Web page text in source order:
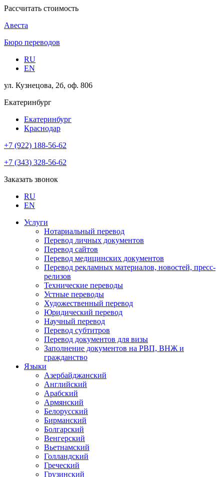
Рассчитать стоимость
Авеста
Бюро переводов
RU
EN
ул. Кузнецова, 2б, оф. 806
Екатеринбург
Екатеринбург
Краснодар
+7 (922) 188-56-62
+7 (343) 328-56-62
Заказать звонок
RU
EN
Услуги
Нотариальный перевод
Перевод личных документов
Перевод сайтов
Перевод медицинских документов
Перевод рекламных материалов, новостей, пресс-
релизов
Технические переводы
Устные переводы
Художественный перевод
Юридический перевод
Научный перевод
Перевод субтитров
Перевод документов для визы
Заполнение документов на РВП, ВНЖ и
гражданство
Языки
Азербайджанский
Английский
Арабский
Армянский
Белорусский
Бирманский
Болгарский
Венгерский
Вьетнамский
Голландский
Греческий
Грузинский